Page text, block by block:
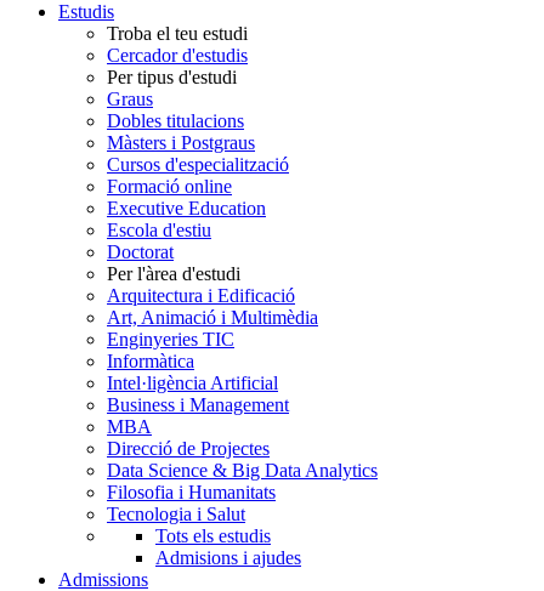
Estudis
Troba el teu estudi
Cercador d'estudis
Per tipus d'estudi
Graus
Dobles titulacions
Màsters i Postgraus
Cursos d'especialització
Formació online
Executive Education
Escola d'estiu
Doctorat
Per l'àrea d'estudi
Arquitectura i Edificació
Art, Animació i Multimèdia
Enginyeries TIC
Informàtica
Intel·ligència Artificial
Business i Management
MBA
Direcció de Projectes
Data Science & Big Data Analytics
Filosofia i Humanitats
Tecnologia i Salut
Tots els estudis
Admisions i ajudes
Admissions